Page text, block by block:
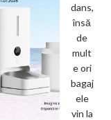
dans,
însă
de
mult
e ori
bagaj
ele
vin la